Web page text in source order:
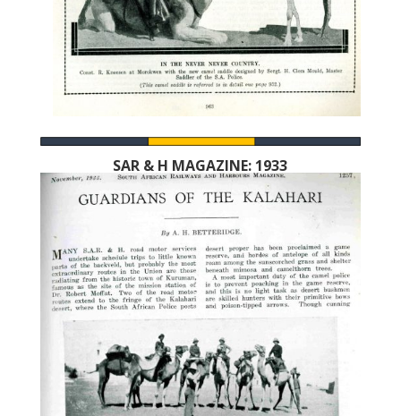
SAR & H MAGAZINE: 1933